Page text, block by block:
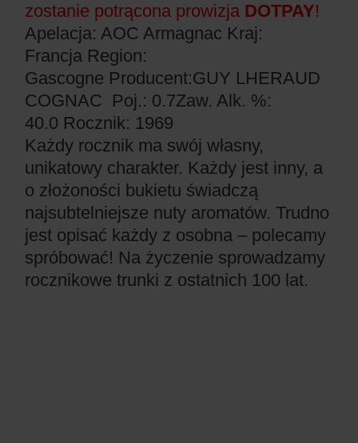
zostanie potrącona prowizja DOTPAY!
Apelacja: AOC Armagnac Kraj:
Francja Region:
Gascogne Producent:GUY LHERAUD
COGNAC Poj.: 0.7Zaw. Alk. %:
40.0 Rocznik: 1969
Każdy rocznik ma swój własny,
unikatowy charakter. Każdy jest inny, a
o złożoności bukietu świadczą
najsubtelniejsze nuty aromatów. Trudno
jest opisać każdy z osobna – polecamy
spróbować! Na życzenie sprowadzamy
rocznikowe trunki z ostatnich 100 lat.